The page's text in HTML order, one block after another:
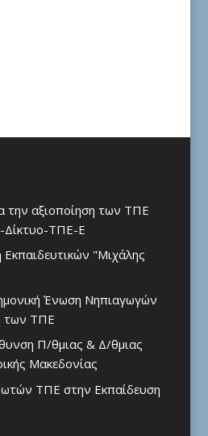
την αξιοποίηση των ΤΠΕ
Δίκτυο-ΤΠΕ-Ε
"Μιχάλης
Ένωση Νηπιαγωγών
των ΤΠΕ
Π/θμιας & Δ/θμιας
Μακεδονίας
ΤΠΕ στην Εκπαίδευση